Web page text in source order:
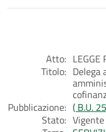
Atto:
Titolo: Delega
Pubblicazione: ( B.U.
Stato: Vigente